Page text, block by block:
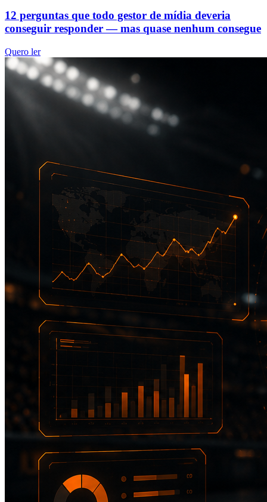
12 perguntas que todo gestor de mídia deveria
conseguir responder — mas quase nenhum consegue
Quero ler